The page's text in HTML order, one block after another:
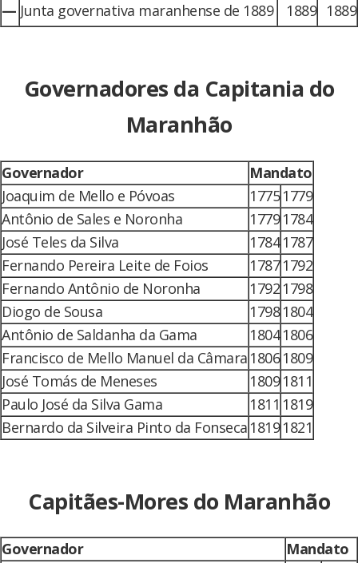
— Junta governativa maranhense de 1889 1889 1889
Governadores da Capitania do
Maranhão
Governador
Mandato
Joaquim de Mello e Póvoas
1775 1779
Antônio de Sales e Noronha
1779 1784
José Teles da Silva
1784 1787
Fernando Pereira Leite de Foios
1787 1792
Fernando Antônio de Noronha
1792 1798
Diogo de Sousa
1798 1804
Antônio de Saldanha da Gama
1804 1806
Francisco de Mello Manuel da Câmara 1806 1809
José Tomás de Meneses
1809 1811
Paulo José da Silva Gama
1811 1819
Bernardo da Silveira Pinto da Fonseca 1819 1821
Capitães-Mores do Maranhão
Governador
Mandato